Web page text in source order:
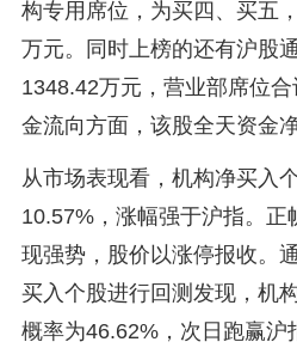
构专用席位，为买四、买五
万元。同时上榜的还有沪股
1348.42万元，营业部席位
金流向方面，该股全天资金
从市场表现看，机构净买入
10.57%，涨幅强于沪指。正
现强势，股价以涨停报收。
买入个股进行回测发现，机
概率为46.62%，次日跑赢沪